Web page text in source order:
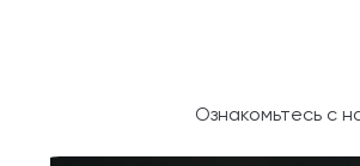
Ознакомьтесь с